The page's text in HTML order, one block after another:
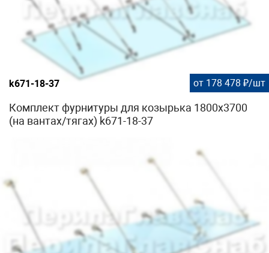
k671-18-37 от 178 478 ₽/шт
Комплект фурнитуры для козырька 1800х3700
(на вантах/тягах) k671-18-37